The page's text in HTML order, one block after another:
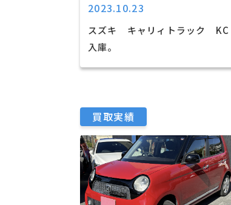
2023.10.23
スズキ キャリィトラック KC
入庫。
買取実績